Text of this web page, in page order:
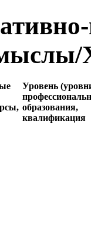
Уровень
образования,
квалификация